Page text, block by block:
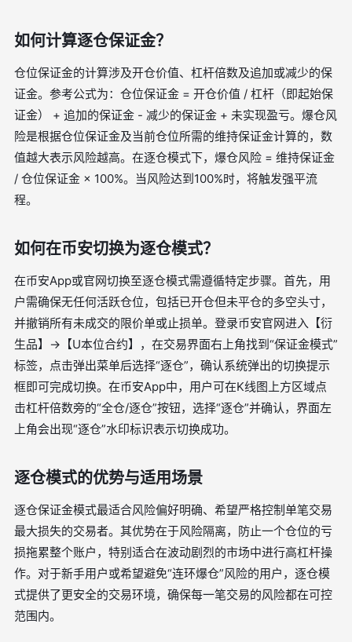
如何计算逐仓保证金？
仓位保证金的计算涉及开仓价值、杠杆倍数及追加或减少的保
证金。参考公式为：仓位保证金 = 开仓价值 / 杠杆（即起始保
证金） + 追加的保证金 - 减少的保证金 + 未实现盈亏。爆仓风
险是根据仓位保证金及当前仓位所需的维持保证金计算的，数
值越大表示风险越高。在逐仓模式下，爆仓风险 = 维持保证金
/ 仓位保证金 × 100%。当风险达到100%时，将触发强平流
程。
如何在币安切换为逐仓模式？
在币安App或官网切换至逐仓模式需遵循特定步骤。首先，用
户需确保无任何活跃仓位，包括已开仓但未平仓的多空头寸，
并撤销所有未成交的限价单或止损单。登录币安官网进入【衍
生品】→【U本位合约】，在交易界面右上角找到“保证金模式”
标签，点击弹出菜单后选择“逐仓”，确认系统弹出的切换提示
框即可完成切换。在币安App中，用户可在K线图上方区域点
击杠杆倍数旁的“全仓/逐仓”按钮，选择“逐仓”并确认，界面左
上角会出现“逐仓”水印标识表示切换成功。
逐仓模式的优势与适用场景
逐仓保证金模式最适合风险偏好明确、希望严格控制单笔交易
最大损失的交易者。其优势在于风险隔离，防止一个仓位的亏
损拖累整个账户，特别适合在波动剧烈的市场中进行高杠杆操
作。对于新手用户或希望避免“连环爆仓”风险的用户，逐仓模
式提供了更安全的交易环境，确保每一笔交易的风险都在可控
范围内。